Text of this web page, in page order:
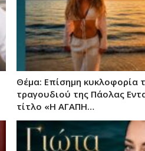
Θέμα: Επίσημη κυκλοφορία
τραγουδιού της Πάολας
τίτλο «Η ΑΓΑΠΗ…